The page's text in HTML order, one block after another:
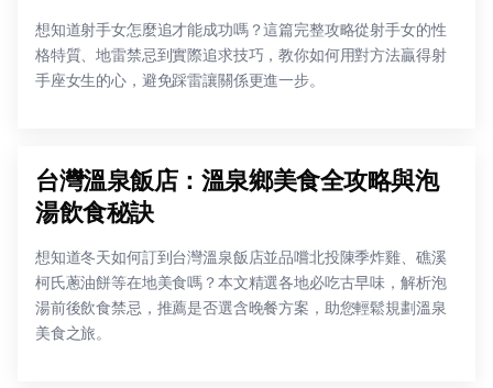
想知道射手女怎麼追才能成功嗎？這篇完整攻略從射手女的性
格特質、地雷禁忌到實際追求技巧，教你如何用對方法贏得射
手座女生的心，避免踩雷讓關係更進一步。
台灣溫泉飯店：溫泉鄉美食全攻略與泡
湯飲食秘訣
想知道冬天如何訂到台灣溫泉飯店並品嚐北投陳季炸雞、礁溪
柯氏蔥油餅等在地美食嗎？本文精選各地必吃古早味，解析泡
湯前後飲食禁忌，推薦是否選含晚餐方案，助您輕鬆規劃溫泉
美食之旅。